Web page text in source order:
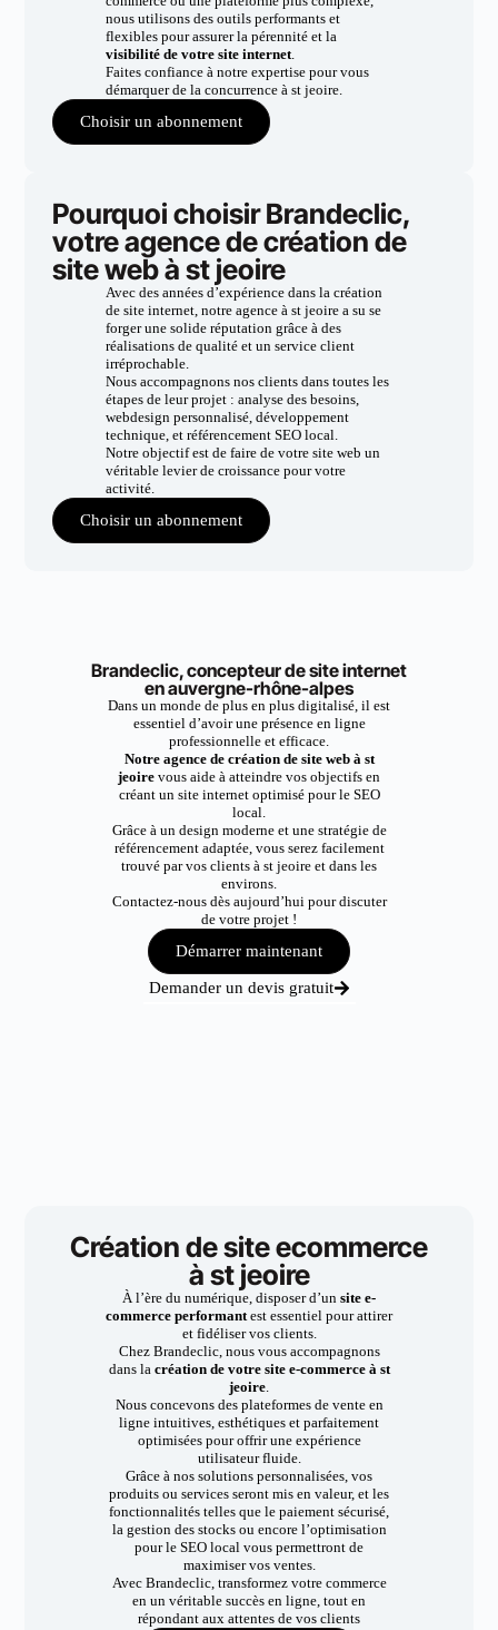
nous utilisons des outils performants et
flexibles pour assurer la pérennité et la
visibilité de votre site internet.
Faites confiance à notre expertise pour vous
démarquer de la concurrence à st jeoire.
Choisir un abonnement
Pourquoi choisir Brandeclic,
votre agence de création de
site web à st jeoire
Avec des années d’expérience dans la création
de site internet, notre agence à st jeoire a su se
forger une solide réputation grâce à des
réalisations de qualité et un service client
irréprochable.
Nous accompagnons nos clients dans toutes les
étapes de leur projet : analyse des besoins,
webdesign personnalisé, développement
technique, et référencement SEO local.
Notre objectif est de faire de votre site web un
véritable levier de croissance pour votre
activité.
Choisir un abonnement
Brandeclic, concepteur de site internet
en auvergne-rhône-alpes
Dans un monde de plus en plus digitalisé, il est
essentiel d’avoir une présence en ligne
professionnelle et efficace.
Notre agence de création de site web à st
jeoire vous aide à atteindre vos objectifs en
créant un site internet optimisé pour le SEO
local.
Grâce à un design moderne et une stratégie de
référencement adaptée, vous serez facilement
trouvé par vos clients à st jeoire et dans les
environs.
Contactez-nous dès aujourd’hui pour discuter
de votre projet !
Démarrer maintenant
Demander un devis gratuit
Création de site ecommerce
à st jeoire
À l’ère du numérique, disposer d’un site e-
commerce performantest essentiel pour attirer
et fidéliser vos clients.
Chez Brandeclic, nous vous accompagnons
dans la création de votre site e-commerce à st
jeoire.
Nous concevons des plateformes de vente en
ligne intuitives, esthétiques et parfaitement
optimisées pour offrir une expérience
utilisateur fluide.
Grâce à nos solutions personnalisées, vos
produits ou services seront mis en valeur, et les
fonctionnalités telles que le paiement sécurisé,
la gestion des stocks ou encore l’optimisation
pour le SEO local vous permettront de
maximiser vos ventes.
Avec Brandeclic, transformez votre commerce
en un véritable succès en ligne, tout en
répondant aux attentes de vos clients